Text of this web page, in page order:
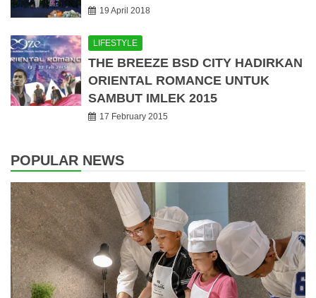
19 April 2018
LIFESTYLE
THE BREEZE BSD CITY HADIRKAN
ORIENTAL ROMANCE UNTUK
SAMBUT IMLEK 2015
17 February 2015
POPULAR NEWS